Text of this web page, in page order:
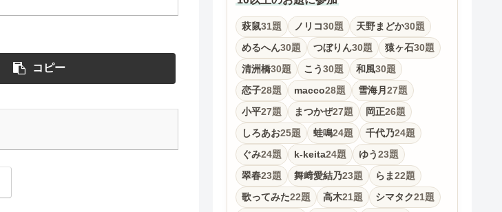
コピー
萩鼠31題 ノリコ30題 天野まどか30題
めるへん30題 つぼりん30題 猿ヶ石30題
清洲橋30題 こう30題 和風30題
恋子28題 macco28題 雪海月 27題
小平27題 まつかぜ27題 岡正26題
しろあお25題 蛙鳴24題 千代乃24題
ぐみ24題 k-keita24題 ゆう23題
翠春23題 舞﨑愛結乃23題 らま22題
歌ってみた22題 高木21題 シマタク21題